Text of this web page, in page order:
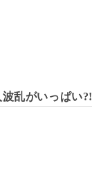
乱がいっぱい?!